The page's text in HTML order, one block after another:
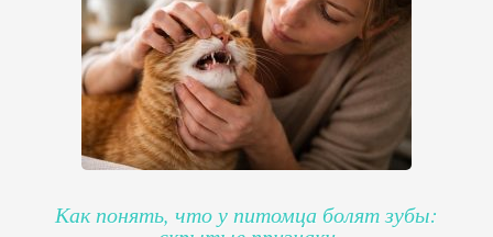
Как понять, что у питомца болят зубы: